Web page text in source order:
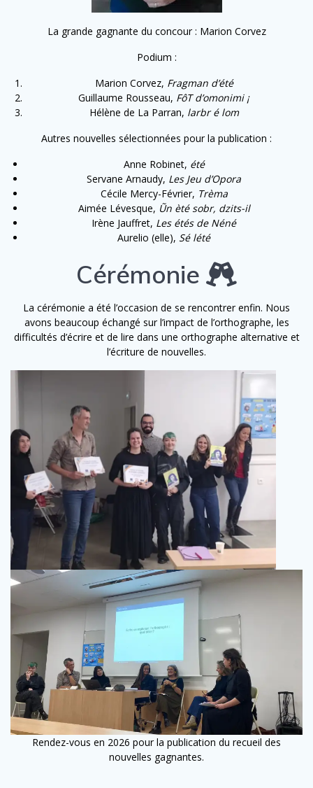
La grande gagnante du concour : Marion Corvez
Podium :
Marion Corvez, Fragman d’été
Guillaume Rousseau, FôT d’omonimi ¡
Hélène de La Parran, larbr é lom
Autres nouvelles sélectionnées pour la publication :
Anne Robinet, été
Servane Arnaudy, Les Jeu d’Opora
Cécile Mercy-Février, Trèma
Aimée Lévesque, Ũn èté sobr, dzits-il
Irène Jauffret, Les étés de Néné
Aurelio (elle), Sé lété
Cérémonie
La cérémonie a été l’occasion de se rencontrer enfin. Nous
avons beaucoup échangé sur l’impact de l’orthographe, les
difficultés d’écrire et de lire dans une orthographe alternative et
l’écriture de nouvelles.
Rendez-vous en 2026 pour la publication du recueil des
nouvelles gagnantes.